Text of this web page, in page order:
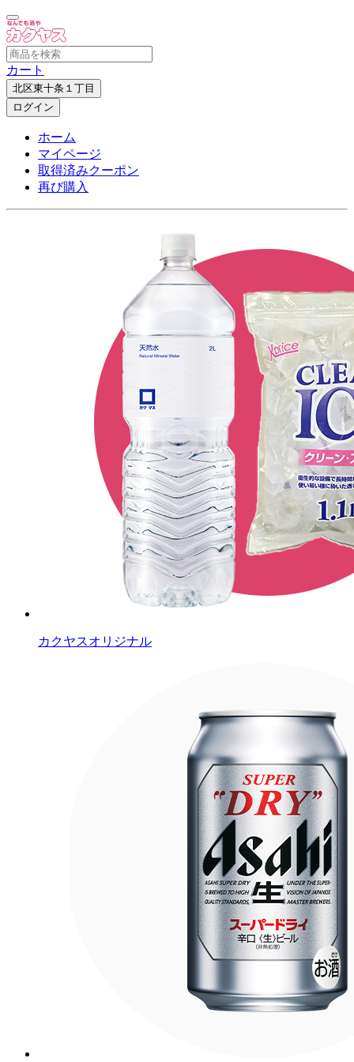
カート
北区東十条１丁目
ログイン
ホーム
マイページ
取得済みクーポン
再び購入
カクヤスオリジナル